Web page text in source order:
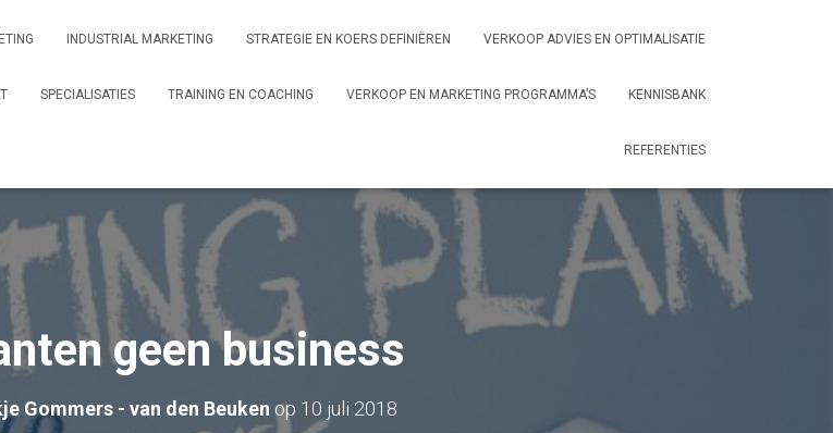
INDUSTRIAL MARKETING STRATEGIE EN KOERS DEFINIËREN VERKOOP ADVIES EN OPTIMALISATIE
SPECIALISATIES TRAINING EN COACHING VERKOOP EN MARKETING PROGRAMMA’S KENNISBANK
REFERENTIES
geen business
Gommers - van den Beuken op 10 juli 2018